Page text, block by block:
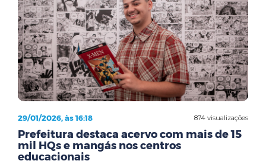
874 visualizações
29/01/2026, às 16:18
Prefeitura destaca acervo com mais de 15
mil HQs e mangás nos centros
educacionais